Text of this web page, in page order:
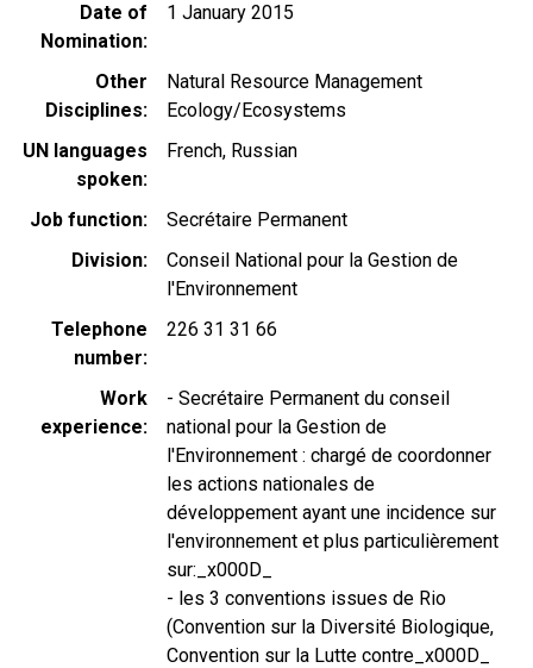
Date of
Nomination
1 January 2015
Other
Disciplines
Natural Resource Management
Ecology/Ecosystems
UN languages
spoken
French Russian
Job function
Secrétaire Permanent
Division
Conseil National pour la Gestion de
l'Environnement
Telephone
number
226 31 31 66
Work
experience
- Secrétaire Permanent du conseil
national pour la Gestion de
l'Environnement : chargé de coordonner
les actions nationales de
développement ayant une incidence sur
l'environnement et plus particulièrement
sur:_x000D_
- les 3 conventions issues de Rio
(Convention sur la Diversité Biologique,
Convention sur la Lutte contre_x000D_